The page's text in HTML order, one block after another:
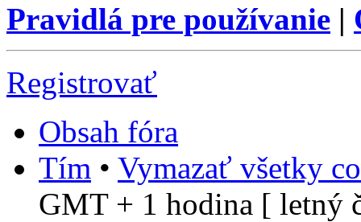
Pravidlá pre používanie |
Registrovať
Obsah fóra
Tím • Vymazať všetky
GMT + 1 hodina [ letný